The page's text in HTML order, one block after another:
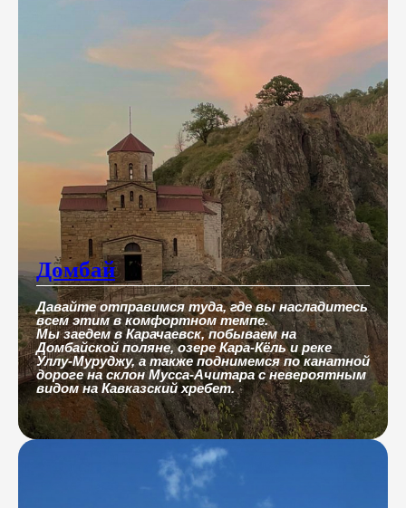
Домбай
Давайте отправимся туда, где вы насладитесь
всем этим в комфортном темпе.
Мы заедем в Карачаевск, побываем на
Домбайской поляне, озере Кара-Кёль и реке
Уллу-Муруджу, а также поднимемся по канатной
дороге на склон Мусса-Ачитара с невероятным
видом на Кавказский хребет.